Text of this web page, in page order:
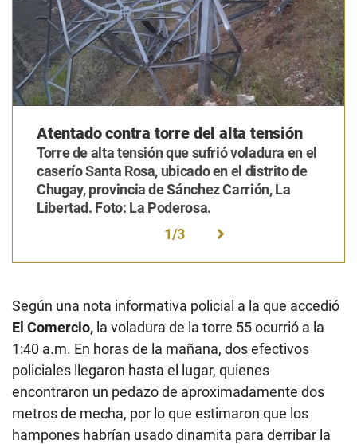
Atentado contra torre del alta tensión
Torre de alta tensión que sufrió voladura en el
caserío Santa Rosa, ubicado en el distrito de
Chugay, provincia de Sánchez Carrión, La
Libertad. Foto: La Poderosa.
1/3
Según una nota informativa policial a la que accedió
El Comercio, la voladura de la torre 55 ocurrió a la
1:40 a.m. En horas de la mañana, dos efectivos
policiales llegaron hasta el lugar, quienes
encontraron un pedazo de aproximadamente dos
metros de mecha, por lo que estimaron que los
hampones habrían usado dinamita para derribar la